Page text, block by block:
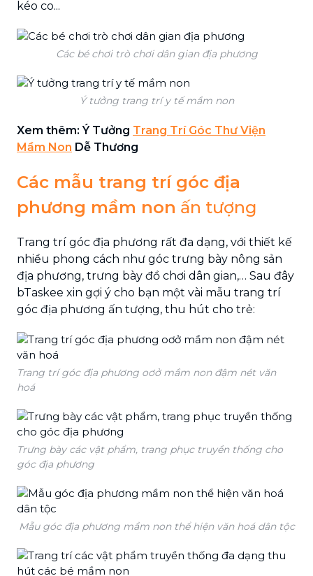
kéo co...
Các bé chơi trò chơi dân gian địa phương
Ý tưởng trang trí y tế mầm non
Xem thêm: Ý Tưởng Trang Trí Góc Thư Viện
Mầm Non Dễ Thương
Các mẫu trang trí góc địa
phương mầm non ấn tượng
Trang trí góc địa phương rất đa dạng, với thiết kế
nhiều phong cách như góc trưng bày nông sản
địa phương, trưng bày đồ chơi dân gian,… Sau đây
bTaskee xin gợi ý cho bạn một vài mẫu trang trí
góc địa phương ấn tượng, thu hút cho trẻ:
Trang trí góc địa phương oơở mầm non đậm nét văn
hoá
Trưng bày các vật phẩm, trang phục truyền thống cho
góc địa phương
Mẫu góc địa phương mầm non thể hiện văn hoá dân tộc